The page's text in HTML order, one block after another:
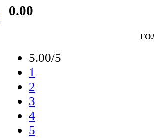
0.00
5.00/5
1
2
3
4
5